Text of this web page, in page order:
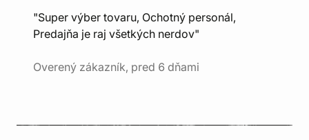
"Super výber tovaru, Ochotný personál,
Predajňa je raj všetkých nerdov"
Overený zákazník, pred 6 dňami